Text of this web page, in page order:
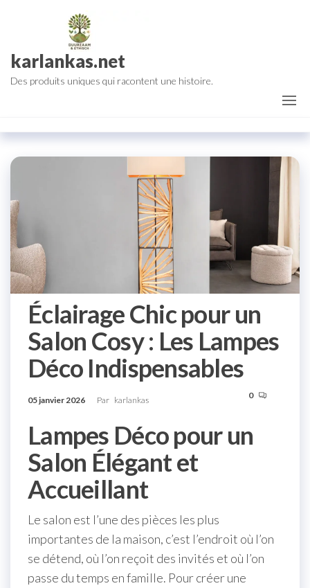
karlankas.net
Des produits uniques qui racontent une histoire.
Éclairage Chic pour un
Salon Cosy : Les Lampes
Déco Indispensables
05 janvier 2026 Par karlankas 0
Lampes Déco pour un
Salon Élégant et
Accueillant
Le salon est l’une des pièces les plus
importantes de la maison, c’est l’endroit où l’on
se détend, où l’on reçoit des invités et où l’on
passe du temps en famille. Pour créer une